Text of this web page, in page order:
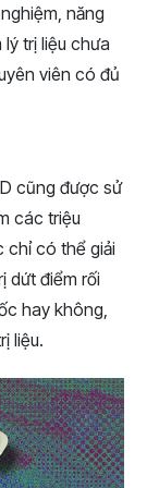
năng
trị liệu chưa
viên có đủ
cũng được sử
các triệu
chỉ có thể giải
dứt điểm rối
hay không,
liệu.